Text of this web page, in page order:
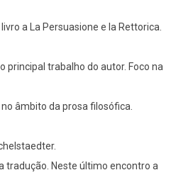
a La Persuasione e la Rettorica.
principal trabalho do autor. Foco na
âmbito da prosa filosófica.
tradução. Neste último encontro a